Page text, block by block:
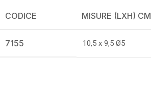
CODICE MISURE (LXH) CM
7155 10,5 x 9,5 Ø5